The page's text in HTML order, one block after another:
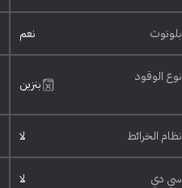
بلوتوث نعم
نوع الوقود بنزين
نظام الخرائط لا
سي دي لا